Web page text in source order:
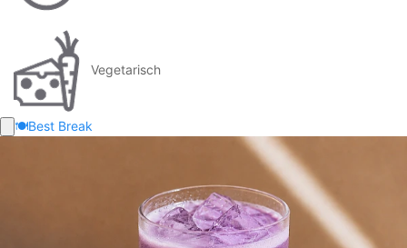
Vegetarisch
🍽️Best Break